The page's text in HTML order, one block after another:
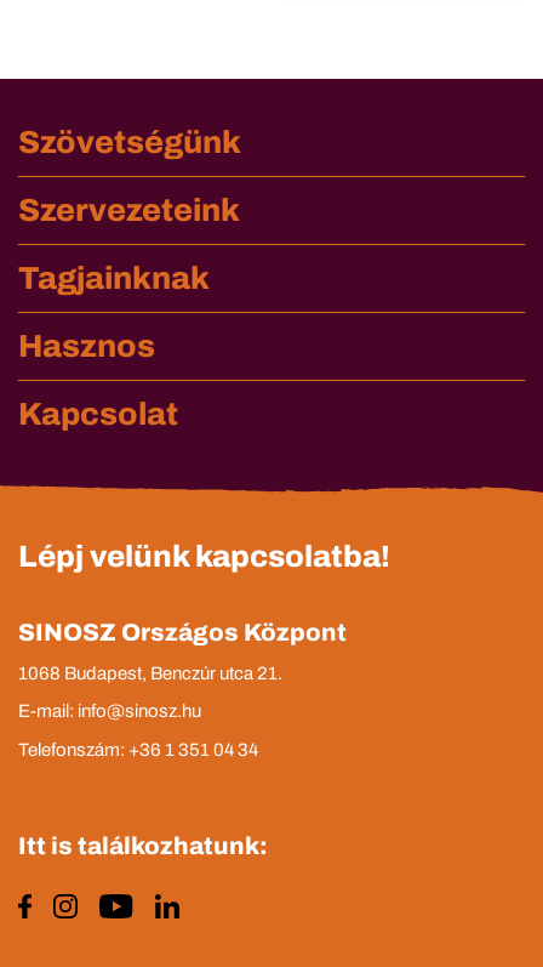
Szövetségünk
Szervezeteink
Tagjainknak
Hasznos
Kapcsolat
Lépj velünk kapcsolatba!
SINOSZ Országos Központ
1068 Budapest, Benczúr utca 21.
E-mail: info@sinosz.hu
Telefonszám: +36 1 351 04 34
Itt is találkozhatunk: